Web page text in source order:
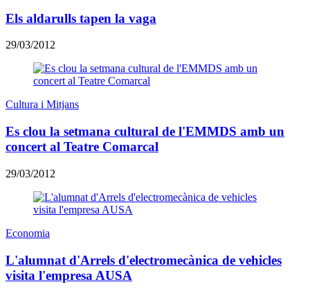
Els aldarulls tapen la vaga
29/03/2012
Cultura i Mitjans
Es clou la setmana cultural de l'EMMDS amb un
concert al Teatre Comarcal
29/03/2012
Economia
L'alumnat d'Arrels d'electromecànica de vehicles
visita l'empresa AUSA